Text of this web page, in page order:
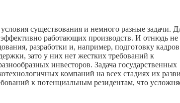
существования и немного разные задачи.
работающих производств. И отнюдь не
разработки и, например, подготовку
зато у них нет жестких требований к
инвесторов. Задача государственных
компаний на всех стадиях их
к потенциальным резидентам, что